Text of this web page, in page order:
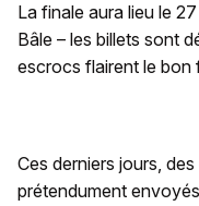
La finale aura lieu le
Bâle – les billets sont
escrocs flairent le bon
Ces derniers jours,
prétendument